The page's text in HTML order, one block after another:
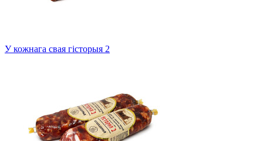
У кожнага свая гісторыя 2